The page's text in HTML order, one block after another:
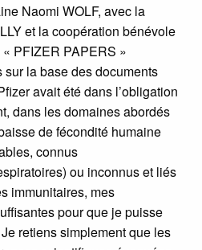
Naomi WOLF, avec la
et la coopération bénévole
PFIZER PAPERS »
sur la base des documents
avait été dans l’obligation
dans les domaines abordés
de fécondité humaine
connus
ou inconnus et liés
immunitaires, mes
pour que je puisse
retiens simplement que les